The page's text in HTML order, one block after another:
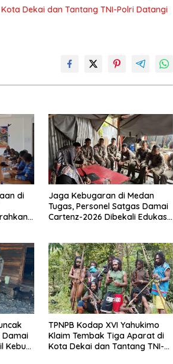
Dekai dan Tantang TNI-Polri Datangi
di
Jaga Kebugaran di Medan
Tugas, Personel Satgas Damai
Cartenz-2026 Dibekali Edukasi
Damai
Kebun
TPNPB Kodap XVI Yahukimo
Klaim Tembak Tiga Aparat di
Kota Dekai dan Tantang TNI-